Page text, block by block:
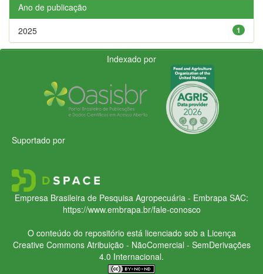
Ano de publicação
1
2025
Indexado por
Suportado por
Empresa Brasileira de Pesquisa Agropecuária - Embrapa SAC:
https://www.embrapa.br/fale-conosco
O conteúdo do repositório está licenciado sob a Licença
Creative CommonsAtribuição - NãoComercial - SemDerivações
4.0 Internacional.